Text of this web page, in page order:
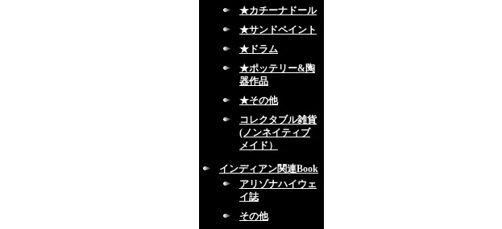
★カチーナドール
★サンドペイント
★ドラム
★ポッテリー&陶
器作品
★その他
コレクタブル雑貨
(ノンネイティブ
メイド）
インディアン関連Book
アリゾナハイウェ
イ誌
その他